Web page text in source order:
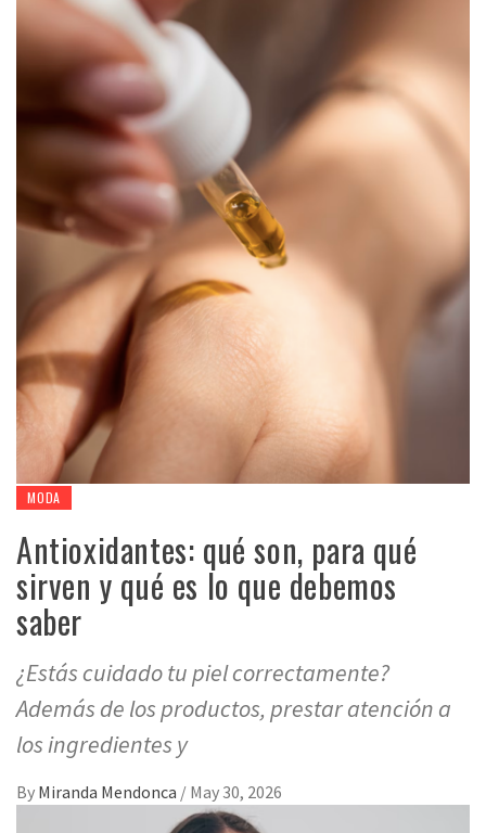
MODA
Antioxidantes: qué son, para qué
sirven y qué es lo que debemos
saber
¿Estás cuidado tu piel correctamente?
Además de los productos, prestar atención a
los ingredientes y
By Miranda Mendonca / May 30, 2026